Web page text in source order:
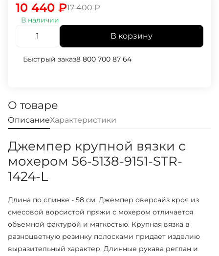
17 400₽
10 440 ₽
В наличии
В корзину
Быстрый заказ8 800 700 87 64
О товаре
ОписаниеХарактеристики
Джемпер крупной вязки с
мохером 56-5138-9151-STR-
1424-L
Длина по спинке - 58 см. Джемпер оверсайз кроя из
смесовой ворсистой пряжи с мохером отличается
объемной фактурой и мягкостью. Крупная вязка в
разноцветную резинку полосками придает изделию
выразительный характер. Длинные рукава реглан и